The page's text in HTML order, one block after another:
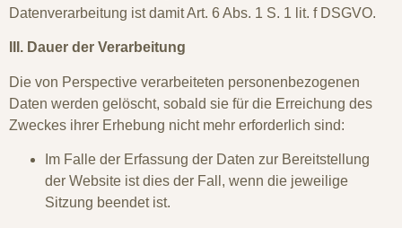
Datenverarbeitung ist damit Art. 6 Abs. 1 S. 1 lit. f DSGVO.
III. Dauer der Verarbeitung
Die von Perspective verarbeiteten personenbezogenen
Daten werden gelöscht, sobald sie für die Erreichung des
Zweckes ihrer Erhebung nicht mehr erforderlich sind:
Im Falle der Erfassung der Daten zur Bereitstellung
der Website ist dies der Fall, wenn die jeweilige
Sitzung beendet ist.